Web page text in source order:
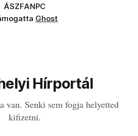
ÁSZFANPC
Ghost
Hírportál
van. Senki sem fogja helyetted
kifizetni.